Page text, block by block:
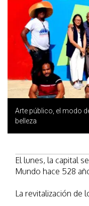
Arte público, el modo
belleza
El lunes, la capital
Mundo hace 528
La revitalización de